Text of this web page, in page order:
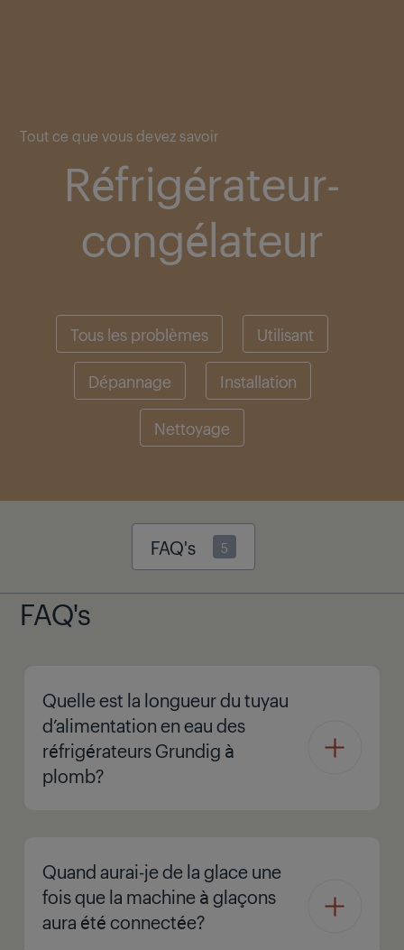
Tout ce que vous devez savoir
Réfrigérateur-
congélateur
Tous les problèmes Utilisant
Dépannage Installation
Nettoyage
FAQ's 5
FAQ's
Quelle est la longueur du tuyau
d’alimentation en eau des
réfrigérateurs Grundig à
plomb?
Quand aurai-je de la glace une
fois que la machine à glaçons
aura été connectée?